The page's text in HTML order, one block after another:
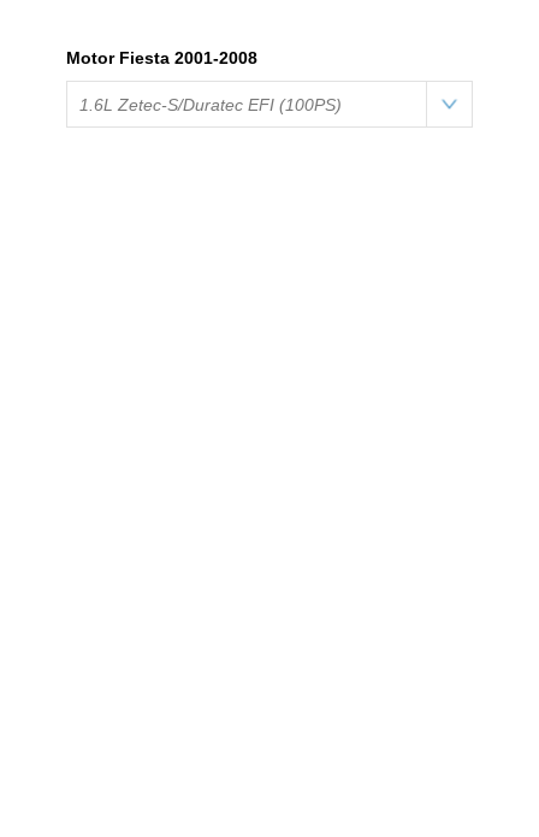
Motor Fiesta 2001-2008
1.6L Zetec-S/Duratec EFI (100PS)